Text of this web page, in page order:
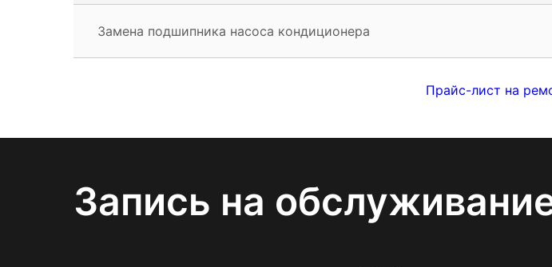
Замена подшипника насоса кондиционера
Прайс-лист на
Запись на